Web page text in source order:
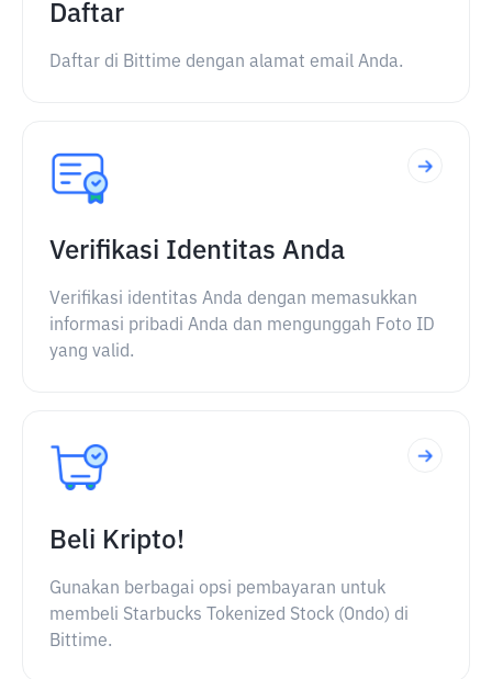
Daftar
Daftar di Bittime dengan alamat email Anda.
Verifikasi Identitas Anda
Verifikasi identitas Anda dengan memasukkan
informasi pribadi Anda dan mengunggah Foto ID
yang valid.
Beli Kripto!
Gunakan berbagai opsi pembayaran untuk
membeli Starbucks Tokenized Stock (Ondo) di
Bittime.